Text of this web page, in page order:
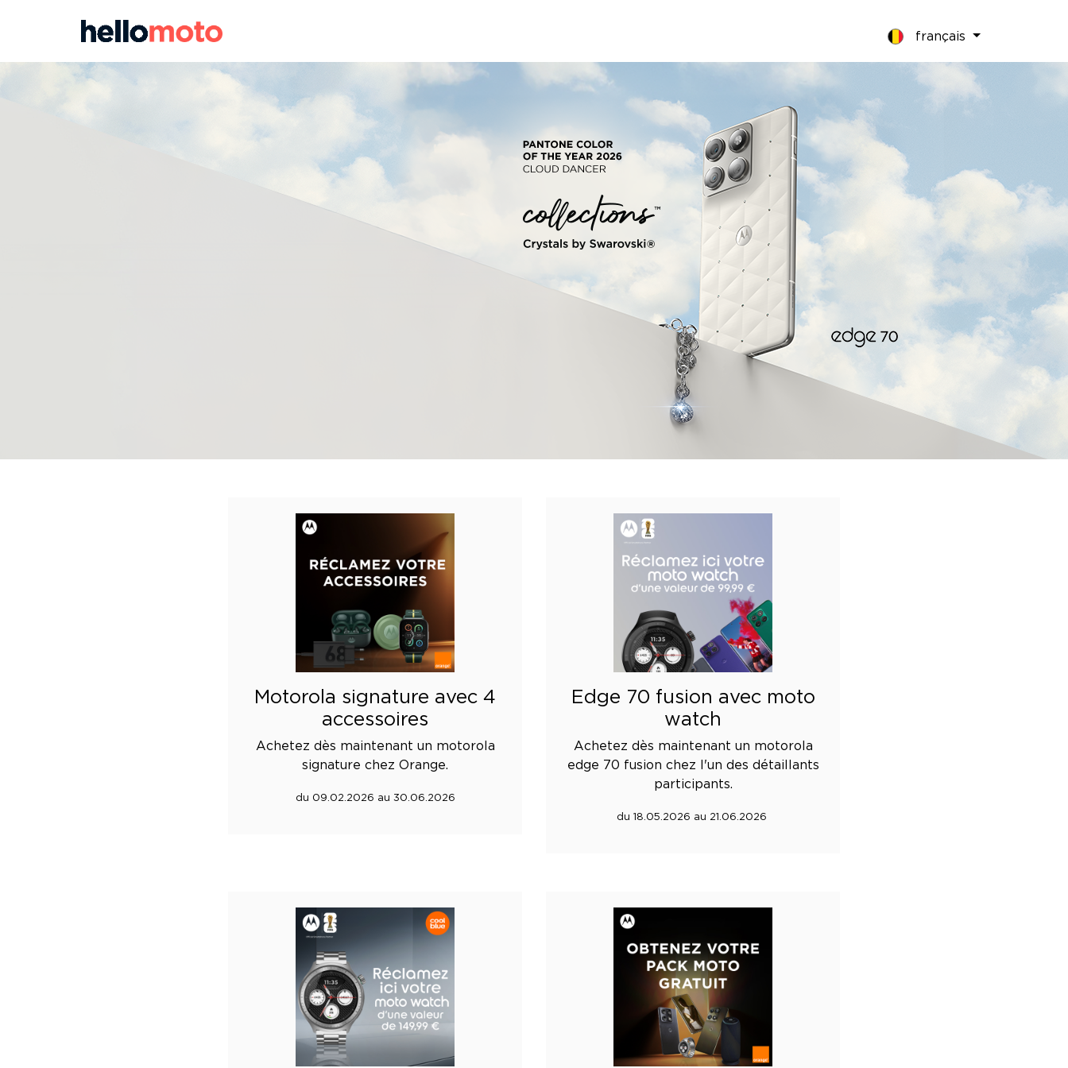
français
Motorola signature avec 4
accessoires
Achetez dès maintenant un motorola
signature chez Orange.
du 09.02.2026 au 30.06.2026
Edge 70 fusion avec moto
watch
Achetez dès maintenant un motorola
edge 70 fusion chez l'un des détaillants
participants.
du 18.05.2026 au 21.06.2026